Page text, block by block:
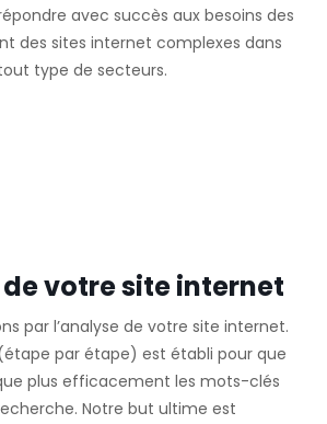
avec succès aux besoins des
des sites internet complexes dans
type de secteurs.
de votre site internet
par l’analyse de votre site internet.
par étape) est établi pour que
plus efficacement les mots-clés
Notre but ultime est